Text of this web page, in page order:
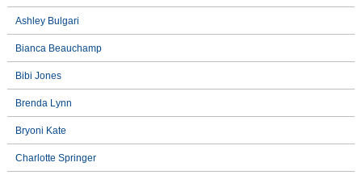
Ashley Bulgari
Bianca Beauchamp
Bibi Jones
Brenda Lynn
Bryoni Kate
Charlotte Springer